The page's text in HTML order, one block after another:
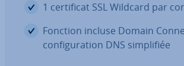
1 cer­ti­fi­cat SSL Wildcard par
Fonction incluse Domain
con­fi­gu­ra­tion DNS sim­pli­fiée